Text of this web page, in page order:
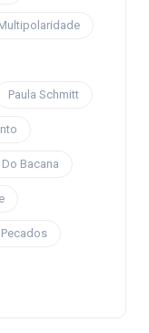
Paula Schmitt
Bacana